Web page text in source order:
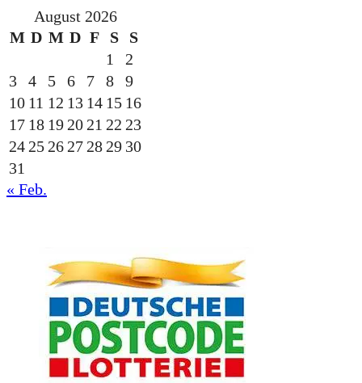
August 2026
M D M D F S
S
1
2
3
4 5 6 7 8
9
10 11 12 13 14 15 16
17 18 192021 22 23
242526272829 30
31
« Feb.